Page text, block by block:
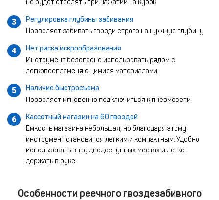
не будет стрелять при нажатии на курок
3
Регулировка глубины забивания
Позволяет забивать гвозди строго на нужную глубину
4
Нет риска искрообразования
Инструмент безопасно использовать рядом с
легковоспламеняющимися материалами
5
Наличие быстросъема
Позволяет мгновенно подключиться к пневмосети
6
Кассетный магазин на 60 гвоздей
Емкость магазина небольшая, но благодаря этому
инструмент становится легким и компактным. Удобно
использовать в труднодоступных местах и легко
держать в руке
Особенности реечного гвоздезабивного